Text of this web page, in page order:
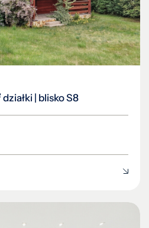
| blisko S8